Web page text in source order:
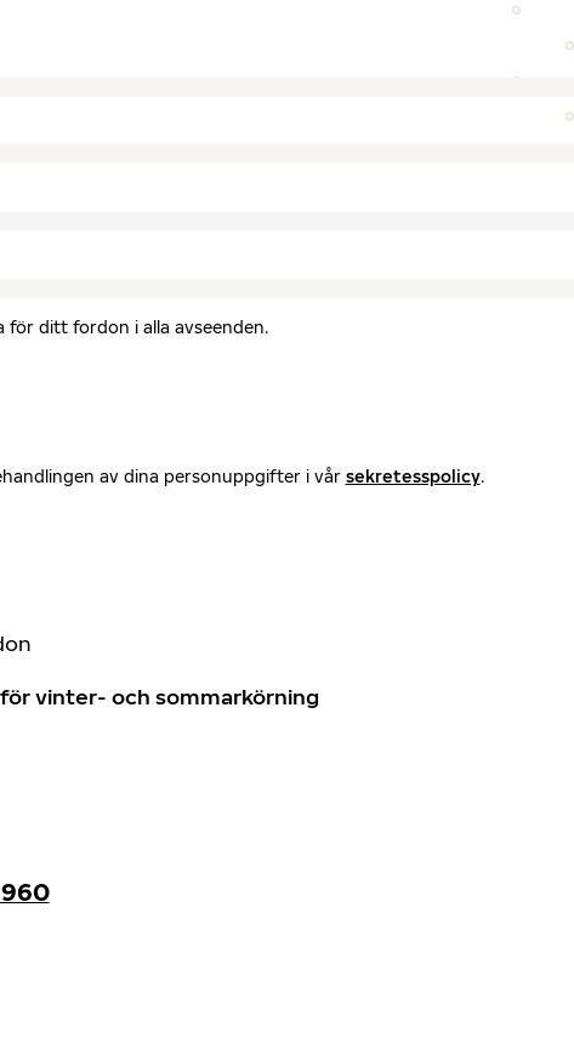
för ditt fordon i alla avseenden.
av dina personuppgifter i vår sekretesspolicy.
vinter- och sommarkörning